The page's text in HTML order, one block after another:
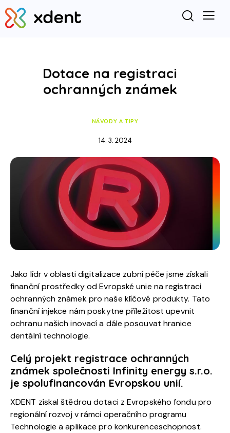
Dotace na registraci
ochranných známek
NÁVODY A TIPY
14. 3. 2024
Jako lídr v oblasti digitalizace zubní péče jsme získali
finanční prostředky od Evropské unie na registraci
ochranných známek pro naše klíčové produkty. Tato
finanční injekce nám poskytne příležitost upevnit
ochranu našich inovací a dále posouvat hranice
dentální technologie.
Celý projekt registrace ochranných
známek společnosti Infinity energy s.r.o.
je spolufinancován Evropskou unií.
XDENT získal štědrou dotaci z Evropského fondu pro
regionální rozvoj v rámci operačního programu
Technologie a aplikace pro konkurenceschopnost.